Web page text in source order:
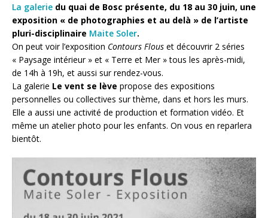
La galerie du quai de Bosc présente, du 18 au 30 juin, une
exposition « de photographies et au delà » de l’artiste
pluri-disciplinaire Maite Soler.
On peut voir l’exposition Contours Flous et découvrir 2 séries
« Paysage intérieur » et « Terre et Mer » tous les après-midi,
de 14h à 19h, et aussi sur rendez-vous.
La galerie Le vent se lève propose des expositions
personnelles ou collectives sur thème, dans et hors les murs.
Elle a aussi une activité de production et formation vidéo. Et
même un atelier photo pour les enfants. On vous en reparlera
bientôt.